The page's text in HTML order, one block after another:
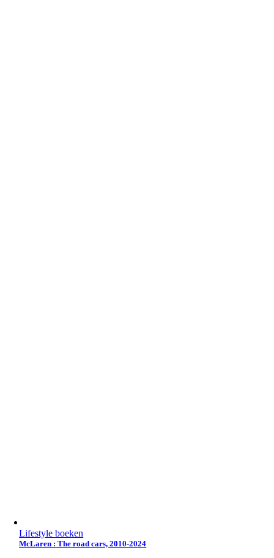
Lifestyle boeken
McLaren : The road cars, 2010-2024